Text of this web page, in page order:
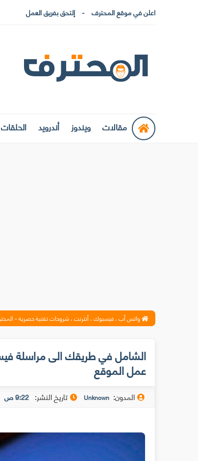
اعلن في موقع المحترف إلتحق بفريق العمل
مقالات ويندوز أندرويد الحلقات
واتس آب ، فيسبوك ، أنترنت ، شروحات تقنية حصرية -
الشامل في طريقك الى مراسلة
عمل الموقع
المدون: Unknown تاريخ النشر: 9:22 ص